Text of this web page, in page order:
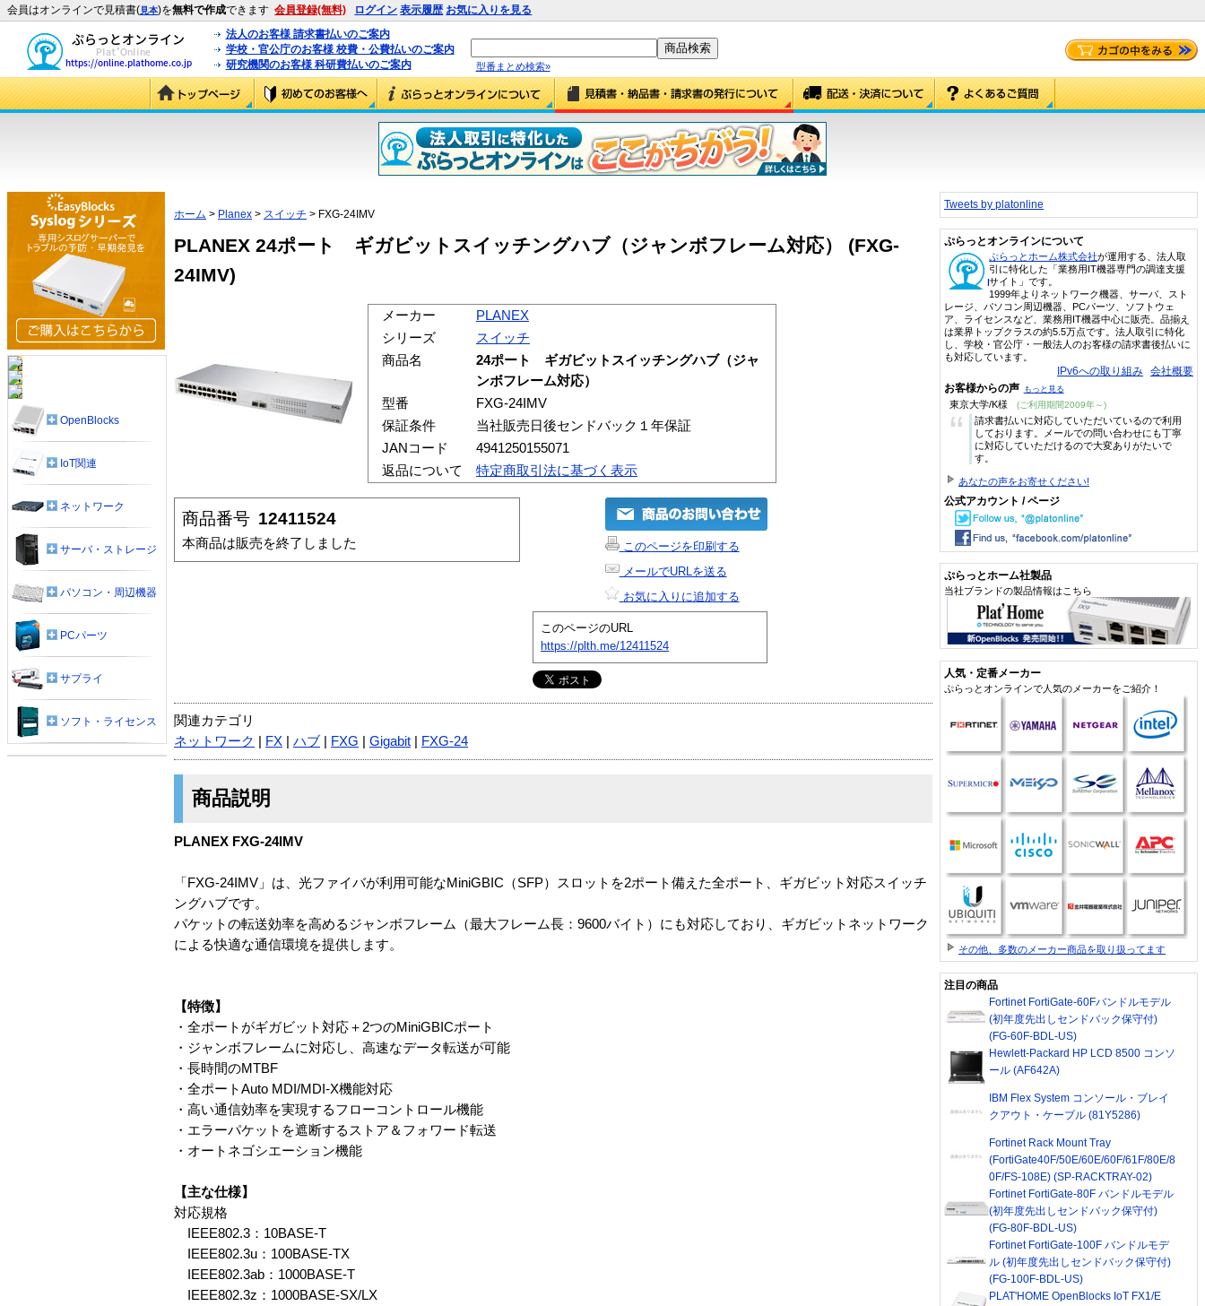
会員はオンラインで見積書(見本)を無料で作成できます 会員登録(無料) ログイン 表示履歴 お気に入りを見る
法人のお客様 請求書払いのご案内
学校・官公庁のお客様 校費・公費払いのご案内
研究機関のお客様 科研費払いのご案内
型番まとめ検索»
ホーム > Planex > スイッチ > FXG-24IMV
PLANEX 24ポート ギガビットスイッチングハブ（ジャンボフレーム対応） (FXG-
24IMV)
メーカー
PLANEX
シリーズ
スイッチ
商品名
24ポート ギガビットスイッチングハブ（ジャ
ンボフレーム対応）
型番
FXG-24IMV
保証条件
当社販売日後センドバック１年保証
JANコード
4941250155071
返品について
特定商取引法に基づく表示
商品番号 12411524
本商品は販売を終了しました
このページを印刷する
メールでURLを送る
お気に入りに追加する
このページのURL
https://plth.me/12411524
関連カテゴリ
ネットワーク
FX ハブ FXG Gigabit FXG-24
商品説明
PLANEX FXG-24IMV
「FXG-24IMV」は、光ファイバが利用可能なMiniGBIC（SFP）スロットを2ポート備えた全ポート、ギガビット対応スイッチ
ングハブです。
パケットの転送効率を高めるジャンボフレーム（最大フレーム長：9600バイト）にも対応しており、ギガビットネットワーク
による快適な通信環境を提供します。
【特徴】
・全ポートがギガビット対応＋2つのMiniGBICポート
・ジャンボフレームに対応し、高速なデータ転送が可能
・長時間のMTBF
・全ポートAuto MDI/MDI-X機能対応
・高い通信効率を実現するフローコントロール機能
・エラーパケットを遮断するストア＆フォワード転送
・オートネゴシエーション機能
【主な仕様】
対応規格
IEEE802.3：10BASE-T
IEEE802.3u：100BASE-TX
IEEE802.3ab：1000BASE-T
IEEE802.3z：1000BASE-SX/LX
OpenBlocks
IoT関連
ネットワーク
サーバ・ストレージ
パソコン・周辺機器
PCパーツ
サプライ
ソフト・ライセンス
Tweets by platonline
ぷらっとオンラインについて
ぷらっとホーム株式会社が運用する、法人取
引に特化した「業務用IT機器専門の調達支援
サイト」です。
1999年よりネットワーク機器、サーバ、スト
レージ、パソコン周辺機器、PCパーツ、ソフトウェ
ア、ライセンスなど、業務用IT機器中心に販売。品揃え
は業界トップクラスの約5.5万点です。法人取引に特化
し、学校・官公庁・一般法人のお客様の請求書後払いに
も対応しています。
IPv6への取り組み 会社概要
お客様からの声 もっと見る
東京大学/K様 (ご利用期間2009年～)
“
請求書払いに対応していただいているので利用
しております。メールでの問い合わせにも丁寧
に対応していただけるので大変ありがたいで
す。
あなたの声をお寄せください!
公式アカウント / ページ
ぷらっとホーム社製品
当社ブランドの製品情報はこちら
人気・定番メーカー
ぷらっとオンラインで人気のメーカーをご紹介！
その他、多数のメーカー商品を取り扱ってます
注目の商品
Fortinet FortiGate-60Fバンドルモデル
(初年度先出しセンドバック保守付)
(FG-60F-BDL-US)
Hewlett-Packard HP LCD 8500 コンソ
ール (AF642A)
IBM Flex System コンソール・ブレイ
クアウト・ケーブル (81Y5286)
Fortinet Rack Mount Tray
(FortiGate40F/50E/60E/60F/61F/80E/8
0F/FS-108E) (SP-RACKTRAY-02)
Fortinet FortiGate-80F バンドルモデル
(初年度先出しセンドバック保守付)
(FG-80F-BDL-US)
Fortinet FortiGate-100F バンドルモデ
ル (初年度先出しセンドバック保守付)
(FG-100F-BDL-US)
PLAT'HOME OpenBlocks IoT FX1/E